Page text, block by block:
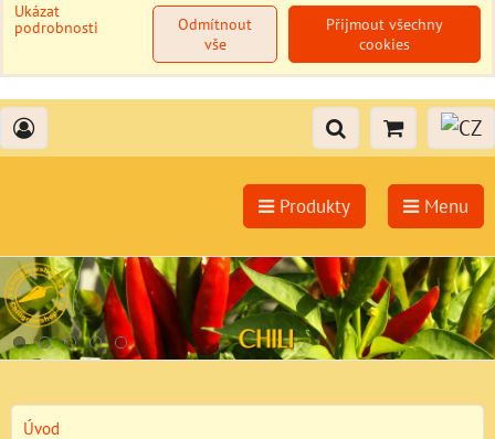
Produkty Menu
Úvod
Ukázat
podrobnosti
Přijmout všechny
cookies
Odmítnout
vše